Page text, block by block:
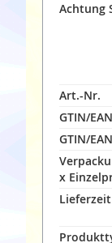
Achtung
Art.-Nr.
GTIN/EAN
GTIN/
x
Lieferzeit